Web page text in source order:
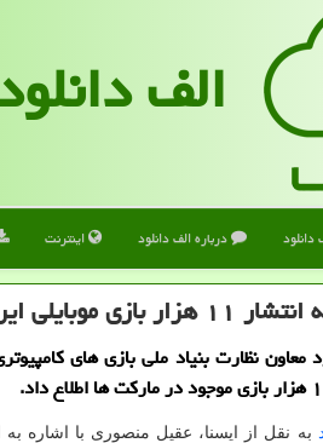
الف
درباره الف دانلود اینترنت
موبایلی ایرانی
نظارت بنیاد ملی بازی های
به نقل از ایسنا، عقیل منصوری با اشاره به